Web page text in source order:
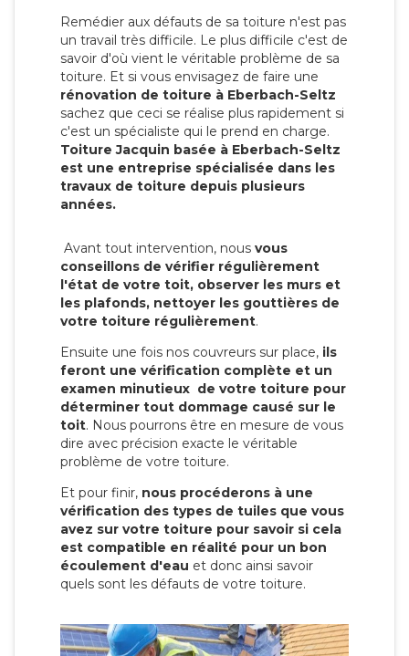
Remédier aux défauts de sa toiture n'est pas
un travail très difficile. Le plus difficile c'est de
savoir d'où vient le véritable problème de sa
toiture. Et si vous envisagez de faire une
rénovation de toiture à Eberbach-Seltz
sachez que ceci se réalise plus rapidement si
c'est un spécialiste qui le prend en charge.
Toiture Jacquin basée à Eberbach-Seltz
est une entreprise spécialisée dans les
travaux de toiture depuis plusieurs
années.
Avant tout intervention, nous vous
conseillons de vérifier régulièrement
l'état de votre toit, observer les murs et
les plafonds, nettoyer les gouttières de
votre toiture régulièrement.
Ensuite une fois nos couvreurs sur place, ils
feront une vérification complète et un
examen minutieux de votre toiture pour
déterminer tout dommage causé sur le
toit. Nous pourrons être en mesure de vous
dire avec précision exacte le véritable
problème de votre toiture.
Et pour finir, nous procéderons à une
vérification des types de tuiles que vous
avez sur votre toiture pour savoir si cela
est compatible en réalité pour un bon
écoulement d'eau et donc ainsi savoir
quels sont les défauts de votre toiture.